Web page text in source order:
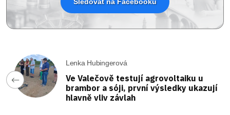
Lenka Hubingerová
Ve Valečově testují agrovoltaiku u
brambor a sóji, první výsledky ukazují
hlavně vliv závlah